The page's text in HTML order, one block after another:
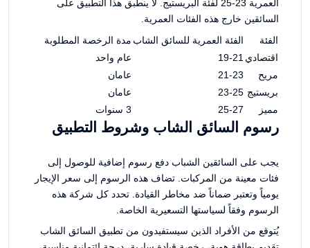
العمرية 23-25 لفئة البريستيج. لا ينطبق هذا التطبيق على
السائقين خارج هذه الفئات العمرية.
الفئة
الفئة العمرية للسائق الشاب مدة الرخصة المطلوبة
اقتصادي19-21
عام واحد
مريح
21-23
عامان
بريستيج 23-25
عامان
مميز
25-27 3 سنوات
رسوم السائق الشاب وشروط التطبيق
يجب على السائقين الشباب دفع رسوم إضافية للوصول إلى
فئات معينة من المركبات. تضاف هذه الرسوم إلى سعر الإيجار
يومياً وتعتبر ضماناً ضد مخاطر القيادة. تحدد كل شركة هذه
الرسوم وفقاً لسياستها التسعيرية الخاصة.
يُتوقع من الأفراد الذين سيستفيدون من تطبيق السائق الشاب